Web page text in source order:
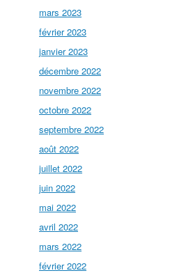
mars 2023
février 2023
janvier 2023
décembre 2022
novembre 2022
octobre 2022
septembre 2022
août 2022
juillet 2022
juin 2022
mai 2022
avril 2022
mars 2022
février 2022